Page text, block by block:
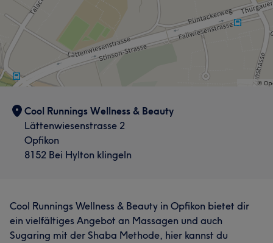
Cool Runnings Wellness & Beauty
Lättenwiesenstrasse 2
Opfikon
8152 Bei Hylton klingeln
Cool Runnings Wellness & Beauty in Opfikon bietet dir
ein vielfältiges Angebot an Massagen und auch
Sugaring mit der Shaba Methode, hier kannst du